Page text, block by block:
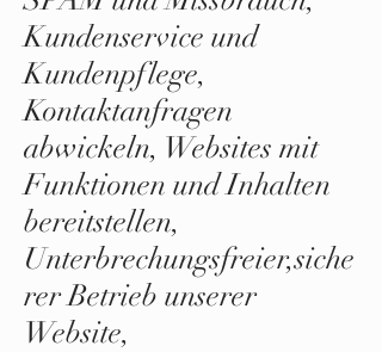
Kundenservice und
Kundenpflege,
Kontaktanfragen
abwickeln, Websites mit
Funktionen und Inhalten
bereitstellen,
Unterbrechungsfreier,siche
rer Betrieb unserer
Website,